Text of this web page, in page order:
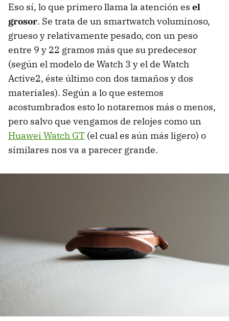
Eso sí, lo que primero llama la atención es el
grosor. Se trata de un smartwatch voluminoso,
grueso y relativamente pesado, con un peso
entre 9 y 22 gramos más que su predecesor
(según el modelo de Watch 3 y el de Watch
Active2, éste último con dos tamaños y dos
materiales). Según a lo que estemos
acostumbrados esto lo notaremos más o menos,
pero salvo que vengamos de relojes como un
Huawei Watch GT (el cual es aún más ligero) o
similares nos va a parecer grande.